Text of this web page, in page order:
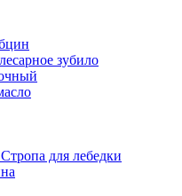
зубило
Стропа для лебедки